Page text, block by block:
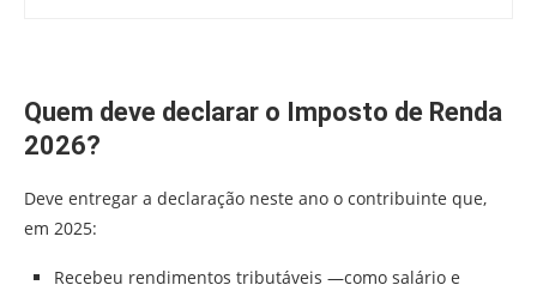
Quem deve declarar o Imposto de Renda
2026?
Deve entregar a declaração neste ano o contribuinte que,
em 2025:
Recebeu rendimentos tributáveis —como salário e